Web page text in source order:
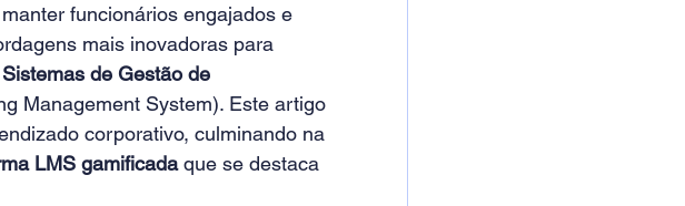
funcionários engajados e
mais inovadoras para
de Gestão de
Management System). Este artigo
corporativo, culminando na
LMS gamificada que se destaca